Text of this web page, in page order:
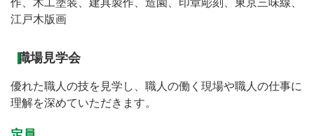
作、木工塗装、建具製作、造園、印章彫刻、東京三味線、
江戸木版画
職場見学会
優れた職人の技を見学し、職人の働く現場や職人の仕事に
理解を深めていただきます。